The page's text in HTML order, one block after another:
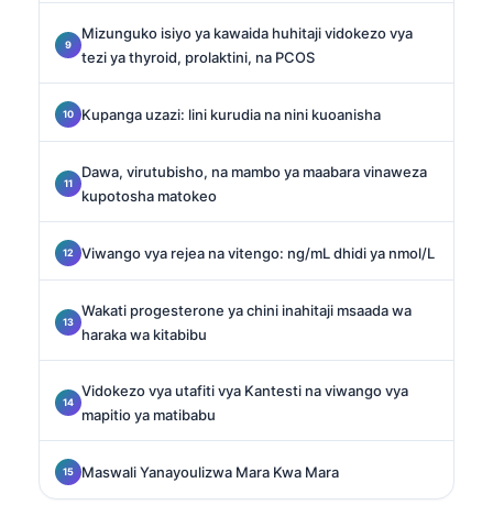
Mizunguko isiyo ya kawaida huhitaji vidokezo vya
tezi ya thyroid, prolaktini, na PCOS
Kupanga uzazi: lini kurudia na nini kuoanisha
Dawa, virutubisho, na mambo ya maabara vinaweza
kupotosha matokeo
Viwango vya rejea na vitengo: ng/mL dhidi ya nmol/L
Wakati progesterone ya chini inahitaji msaada wa
haraka wa kitabibu
Vidokezo vya utafiti vya Kantesti na viwango vya
mapitio ya matibabu
Maswali Yanayoulizwa Mara Kwa Mara